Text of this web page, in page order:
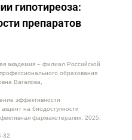
гипотиреоза:
препаратов
академия – филиал Российской
образования
Вагапова,
эффективности
на биодоступности
фармакотерапия. 2025;
32